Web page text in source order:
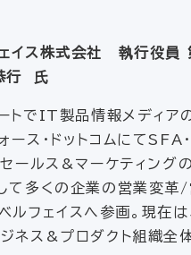
イス株式会社 執行役員
行
氏
トでIT製品情報メディア
ース・ドットコムにて
ールス&マーケティング
て多くの企業の営業変
ルフェイスへ参画。現
ネス&プロダクト組織全体